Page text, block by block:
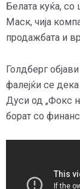
Белата куќа,
Маск, чија
продажбата и
Голдберг
фалејќи се
Дуси од „Фокс
борат со